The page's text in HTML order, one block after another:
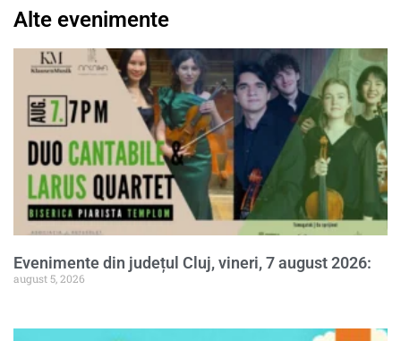
Alte evenimente
Evenimente din județul Cluj, vineri, 7 august 2026:
august 5, 2026